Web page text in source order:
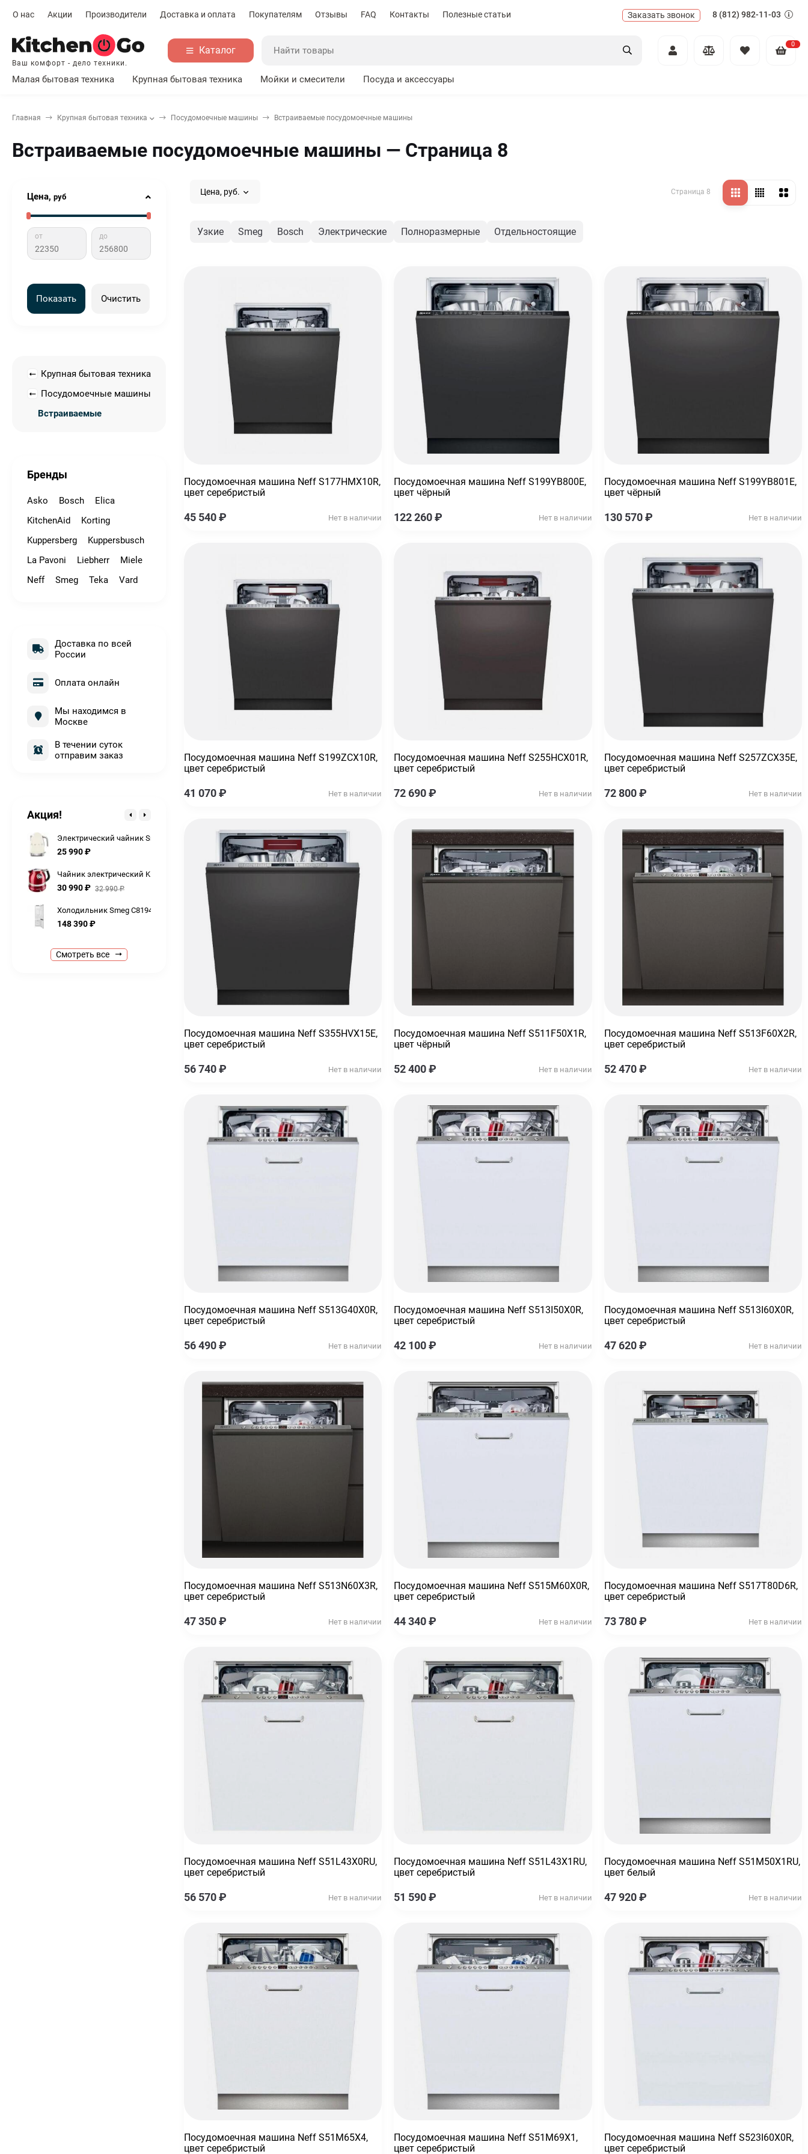
О нас Акции Производители Доставка и оплата Покупателям Отзывы FAQ Контакты Полезные статьи Заказать звонок 8 (812) 982-11-03
Ваш комфорт - дело техники.
Каталог
0
Малая бытовая техника Крупная бытовая техника Мойки и смесители Посуда и аксессуары
Главная Крупная бытовая техника Посудомоечные машины Встраиваемые посудомоечные машины
Встраиваемые посудомоечные машины — Страница 8
Цена, руб. Страница 8
Узкие Smeg Bosch Электрические Полноразмерные Отдельностоящие
Посудомоечная машина Neff S177HMX10R,
цвет серебристый
45 540₽ Нет в наличии
Посудомоечная машина Neff S199YB800E,
цвет чёрный
122 260₽ Нет в наличии
Посудомоечная машина Neff S199YB801E,
цвет чёрный
130 570₽ Нет в наличии
Посудомоечная машина Neff S199ZCX10R,
цвет серебристый
41 070₽ Нет в наличии
Посудомоечная машина Neff S255HCX01R,
цвет серебристый
72 690₽ Нет в наличии
Посудомоечная машина Neff S257ZCX35E,
цвет серебристый
72 800₽ Нет в наличии
Посудомоечная машина Neff S355HVX15E,
цвет серебристый
56 740₽ Нет в наличии
Посудомоечная машина Neff S511F50X1R,
цвет чёрный
52 400₽ Нет в наличии
Посудомоечная машина Neff S513F60X2R,
цвет серебристый
52 470₽ Нет в наличии
Посудомоечная машина Neff S513G40X0R,
цвет серебристый
56 490₽ Нет в наличии
Посудомоечная машина Neff S513I50X0R,
цвет серебристый
42 100₽ Нет в наличии
Посудомоечная машина Neff S513I60X0R,
цвет серебристый
47 620₽ Нет в наличии
Посудомоечная машина Neff S513N60X3R,
цвет серебристый
47 350₽ Нет в наличии
Посудомоечная машина Neff S515M60X0R,
цвет серебристый
44 340₽ Нет в наличии
Посудомоечная машина Neff S517T80D6R,
цвет серебристый
73 780₽ Нет в наличии
Посудомоечная машина Neff S51L43X0RU,
цвет серебристый
56 570₽ Нет в наличии
Посудомоечная машина Neff S51L43X1RU,
цвет серебристый
51 590₽ Нет в наличии
Посудомоечная машина Neff S51M50X1RU,
цвет белый
47 920₽ Нет в наличии
Посудомоечная машина Neff S51M65X4,
цвет серебристый
Посудомоечная машина Neff S51M69X1,
цвет серебристый
Посудомоечная машина Neff S523I60X0R,
цвет серебристый
Цена, руб
от до
Показать Очистить
Крупная бытовая техника
Посудомоечные машины
Встраиваемые
Бренды
Asko Bosch
Elica
KitchenAid
Korting
Kuppersberg
Kuppersbusch
La Pavoni
Liebherr
Miele
Neff
Smeg Teka Vard
Доставка по всей
России
Оплата онлайн
Мы находимся в
Москве
В течении суток
отправим заказ
Акция!
77 990₽
Миксер планетарный KitchenAid Artisan 5KSM125EAC
254 990
Электрический чайник Smeg KLF04CREU
25 990₽
Чайник электрический KitchenAid Artisan 5KEK1522ECA
30 990₽ 32 990₽
Холодильник Smeg C8194TNE встраиваемый
148 390₽
Холодильник Smeg FAB28RLI5, цвет лайм
205 790₽
Кофемашина Smeg bcc12whmeu с капучинатором автоматическая
Чайник электрический KitchenAid Artisan 5KEK1522ECA
Смотреть все